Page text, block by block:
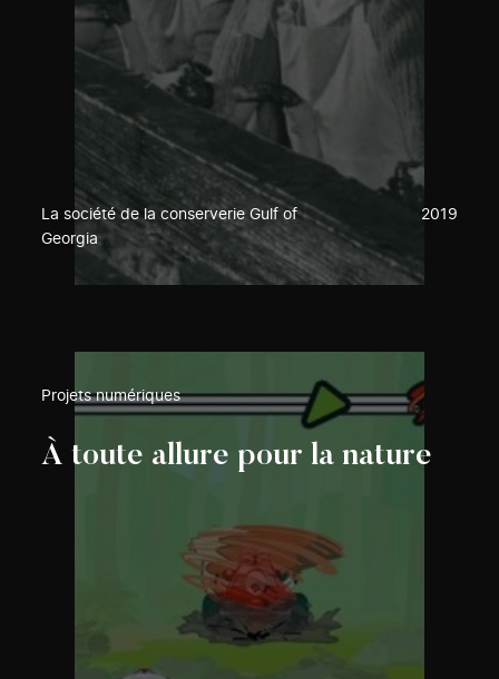
La société de la conserverie Gulf of
Georgia
2019
Projets numériques
À toute allure pour la nature